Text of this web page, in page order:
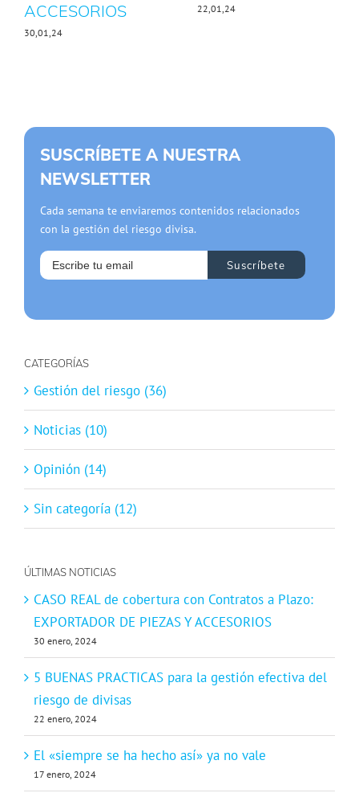
ACCESORIOS
30,01,24
22,01,24
SUSCRÍBETE A NUESTRA
NEWSLETTER
Cada semana te enviaremos contenidos relacionados
con la gestión del riesgo divisa.
CATEGORÍAS
Gestión del riesgo (36)
Noticias (10)
Opinión (14)
Sin categoría (12)
ÚLTIMAS NOTICIAS
CASO REAL de cobertura con Contratos a Plazo:
EXPORTADOR DE PIEZAS Y ACCESORIOS
30 enero, 2024
5 BUENAS PRACTICAS para la gestión efectiva del
riesgo de divisas
22 enero, 2024
El «siempre se ha hecho así» ya no vale
17 enero, 2024